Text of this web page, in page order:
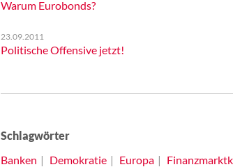
Warum Eurobonds?
23.09.2011
Politische Offensive jetzt!
Schlagwörter
Banken
Demokratie Europa